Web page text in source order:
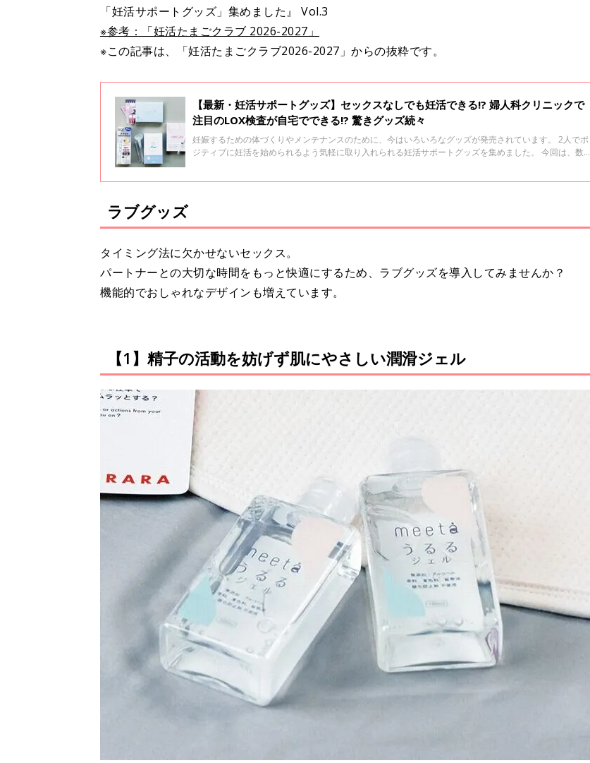
「妊活サポートグッズ」集めました』 Vol.3
※参考：「妊活たまごクラブ 2026-2027」
※この記事は、「妊活たまごクラブ2026-2027」からの抜粋です。
【最新・妊活サポートグッズ】セックスなしでも妊活できる!? 婦人科クリニックで
注目のLOX検査が自宅でできる!? 驚きグッズ続々
妊娠するための体づくりやメンテナンスのために、今はいろいろなグッズが発売されています。 2人でポ
ジティブに妊活を始められるよう気軽に取り入れられる妊活サポートグッズを集めました。 今回は、数多
ラブグッズ
タイミング法に欠かせないセックス。
パートナーとの大切な時間をもっと快適にするため、ラブグッズを導入してみませんか？
機能的でおしゃれなデザインも増えています。
【1】精子の活動を妨げず肌にやさしい潤滑ジェル